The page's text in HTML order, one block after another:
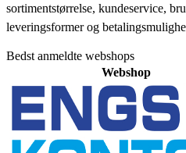
sortimentstørrelse, kundeservice,
leveringsformer og
Bedst anmeldte webshops
Webshop